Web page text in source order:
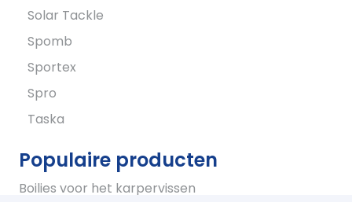
Solar Tackle
Spomb
Sportex
Spro
Taska
Populaire producten
Boilies voor het karpervissen